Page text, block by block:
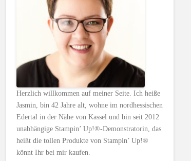
Herzlich willkommen auf meiner Seite. Ich heiße
Jasmin, bin 42 Jahre alt, wohne im nordhessischen
Edertal in der Nähe von Kassel und bin seit 2012
unabhängige Stampin’ Up!®-Demonstratorin, das
heißt die tollen Produkte von Stampin’ Up!®
könnt Ihr bei mir kaufen.